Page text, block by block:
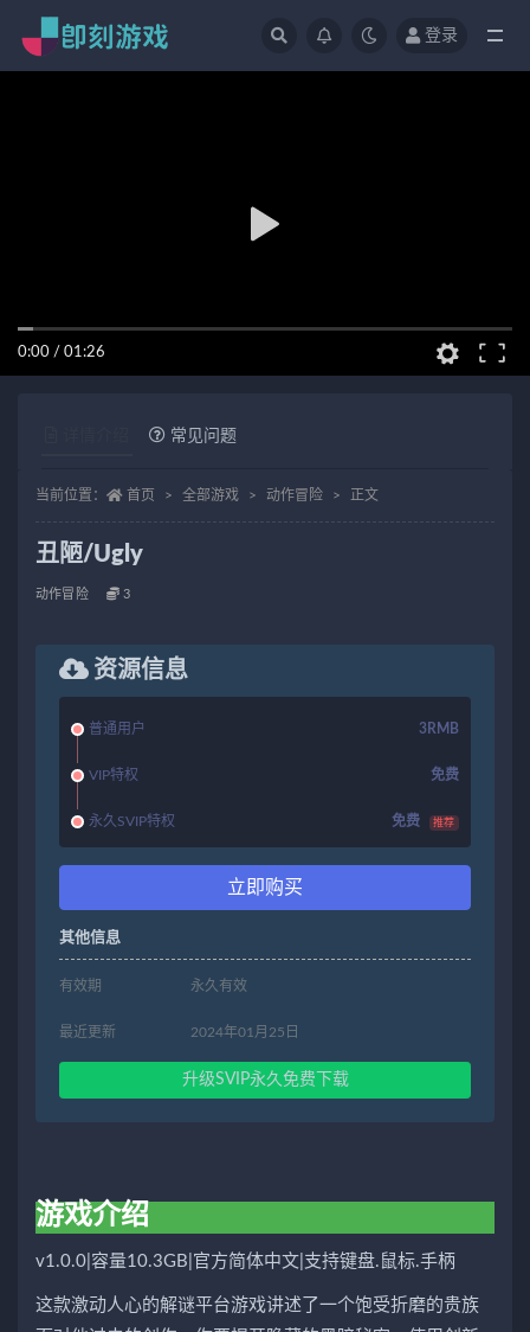
登录
0:00 / 01:26
常见问题
当前位置： 首页 全部游戏 动作冒险 正文
丑陋/Ugly
动作冒险 3
资源信息
普通用户 3RMB
VIP特权 免费
永久SVIP特权 免费 推荐
立即购买
其他信息
有效期 永久有效
最近更新 2024年01月25日
升级SVIP永久免费下载
游戏介绍
v1.0.0|容量10.3GB|官方简体中文|支持键盘.鼠标.手柄
这款激动人心的解谜平台游戏讲述了一个饱受折磨的贵族